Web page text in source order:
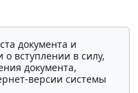
документа и
вступлении в силу,
документа,
версии системы